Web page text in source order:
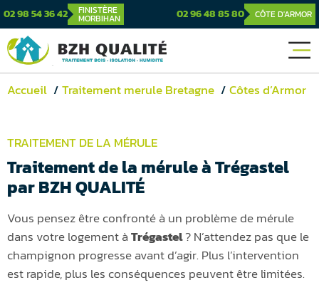
02 98 54 36 42 FINISTÈRE
MORBIHAN 02 96 48 85 80 CÔTE D'ARMOR
Accueil Traitement merule Bretagne Côtes d’Armor
TRAITEMENT DE LA MÉRULE
Traitement de la mérule à Trégastel
par BZH QUALITÉ
Vous pensez être confronté à un problème de mérule
dans votre logement àTrégastel? N’attendez pas que le
champignon progresse avant d’agir. Plus l’intervention
est rapide, plus les conséquences peuvent être limitées.